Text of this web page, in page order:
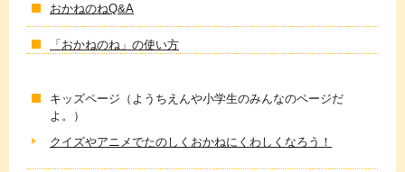
おかねのねQ&A
「おかねのね」の使い方
キッズページ（ようちえんや小学生のみんなのページだ
よ。）
クイズやアニメでたのしくおかねにくわしくなろう！